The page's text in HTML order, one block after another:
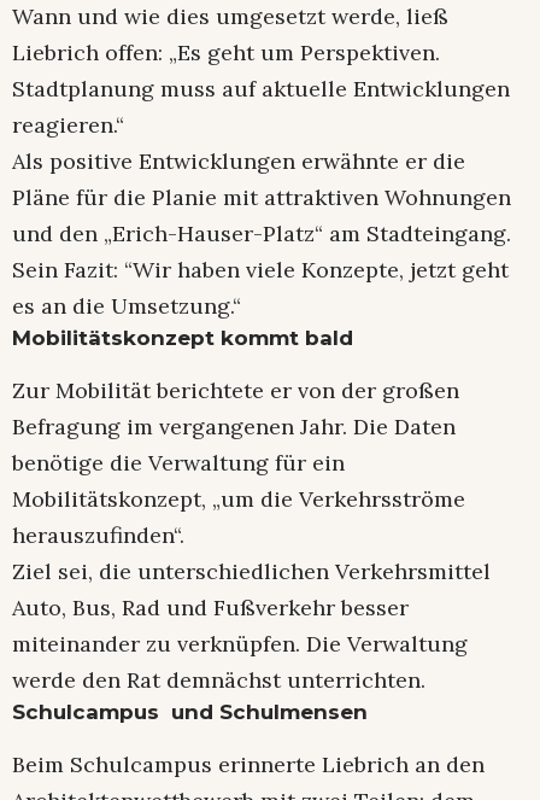
Wann und wie dies umgesetzt werde, ließ
Liebrich offen: „Es geht um Perspektiven.
Stadtplanung muss auf aktuelle Entwicklungen
reagieren.“
Als positive Entwicklungen erwähnte er die
Pläne für die Planie mit attraktiven Wohnungen
und den „Erich-Hauser-Platz“ am Stadteingang.
Sein Fazit: “Wir haben viele Konzepte, jetzt geht
es an die Umsetzung.“
Mobilitätskonzept kommt bald
Zur Mobilität berichtete er von der großen
Befragung im vergangenen Jahr. Die Daten
benötige die Verwaltung für ein
Mobilitätskonzept, „um die Verkehrsströme
herauszufinden“.
Ziel sei, die unterschiedlichen Verkehrsmittel
Auto, Bus, Rad und Fußverkehr besser
miteinander zu verknüpfen. Die Verwaltung
werde den Rat demnächst unterrichten.
Schulcampus und Schulmensen
Beim Schulcampus erinnerte Liebrich an den